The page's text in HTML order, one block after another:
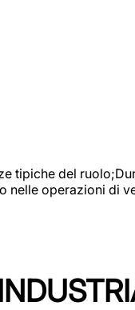
tipiche del
operazioni di